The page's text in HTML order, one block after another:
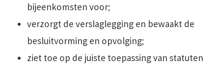
bijeenkomsten voor;
verzorgt de verslaglegging en bewaakt de
besluitvorming en opvolging;
ziet toe op de juiste toepassing van statuten